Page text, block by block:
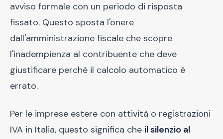
avviso formale con un periodo di risposta
fissato. Questo sposta l'onere
dall'amministrazione fiscale che scopre
l'inadempienza al contribuente che deve
giustificare perché il calcolo automatico è
errato.
Per le imprese estere con attività o registrazioni
IVA in Italia, questo significa che il silenzio al